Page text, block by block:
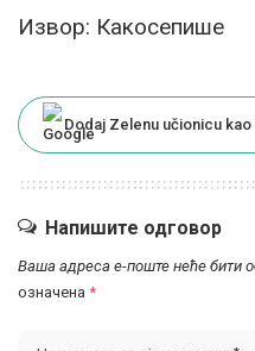
Извор: Какосепише
Dodaj Zelenu učionicu
Напишите одговор
Ваша адреса е-поште неће бити
означена *